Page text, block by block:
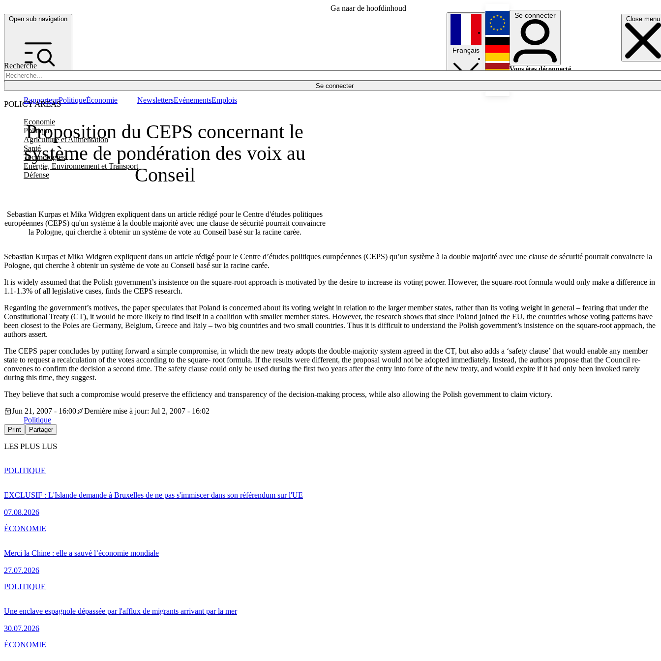
Ga naar de hoofdinhoud
Open sub navigation Close menu
Recherche
Se connecter
POLICY AREAS
Economie
Politique
Agriculture et Alimentation
Santé
Technologies
Energie, Environnement et Transport
Défense
RapporteurPolitiqueÉconomie NewslettersEvénementsEmplois
Français
English
Deutsch
Se connecter
Vous êtes déconnecté.
Proposition du CEPS concernant le
système de pondération des voix au
Conseil
Sebastian Kurpas et Mika Widgren expliquent dans un article rédigé pour le Centre d'études politiques
européennes (CEPS) qu'un système à la double majorité avec une clause de sécurité pourrait convaincre
la Pologne, qui cherche à obtenir un système de vote au Conseil basé sur la racine carée.
Sebastian Kurpas et Mika Widgren expliquent dans un article rédigé pour le Centre d’études politiques européennes (CEPS) qu’un système à la double majorité avec une clause de sécurité pourrait convaincre la
Pologne, qui cherche à obtenir un système de vote au Conseil basé sur la racine carée.
It is widely assumed that the Polish government’s insistence on the square-root approach is motivated by the desire to increase its voting power. However, the square-root formula would only make a difference in
1.1-1.3% of all legislative cases, finds the CEPS research.
Regarding the government’s motives, the paper speculates that Poland is concerned about its voting weight in relation to the larger member states, rather than its voting weight in general – fearing that under the
Constitutional Treaty (CT), it would be more likely to find itself in a coalition with smaller member states. However, the research shows that since Poland joined the EU, the countries whose voting patterns have
been closest to the Poles are Germany, Belgium, Greece and Italy – two big countries and two small countries. Thus it is difficult to understand the Polish government’s insistence on the square-root approach, the
authors assert.
The CEPS paper concludes by putting forward a simple compromise, in which the new treaty adopts the double-majority system agreed in the CT, but also adds a ‘safety clause’ that would enable any member
state to request a recalculation of the votes according to the square- root formula. If the results were different, the proposal would not be adopted immediately. Instead, the authors propose that the Council re-
convenes to confirm the decision a second time. The safety clause could only be used during the first two years after the entry into force of the new treaty, and would expire if it had only been invoked rarely
during this time, they suggest.
They believe that such a compromise would preserve the efficiency and transparency of the decision-making process, while also allowing the Polish government to claim victory.
Jun 21, 2007 - 16:00
Dernière mise à jour: Jul 2, 2007 - 16:02
Politique
Print Partager
LES PLUS LUS
EXCLUSIF : L'Islande demande à Bruxelles de ne pas s'immiscer dans son référendum sur l'UE
07.08.2026
POLITIQUE
Merci la Chine : elle a sauvé l’économie mondiale
27.07.2026
ÉCONOMIE
Une enclave espagnole dépassée par l'afflux de migrants arrivant par la mer
30.07.2026
POLITIQUE
ÉCONOMIE